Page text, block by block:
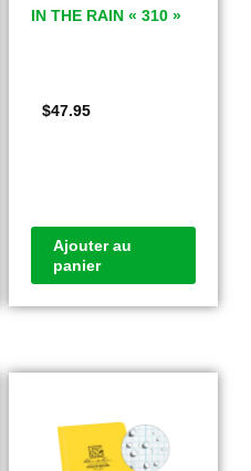
IN THE RAIN « 310 »
$47.95
Ajouter au
panier